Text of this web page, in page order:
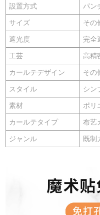
設置方式 パン
サイズ その
遮光度 完全
工芸 高精
カールテデザイン その
スタイル シン
素材 ポリ
カールテタイプ 布艺
ジャンル 既制